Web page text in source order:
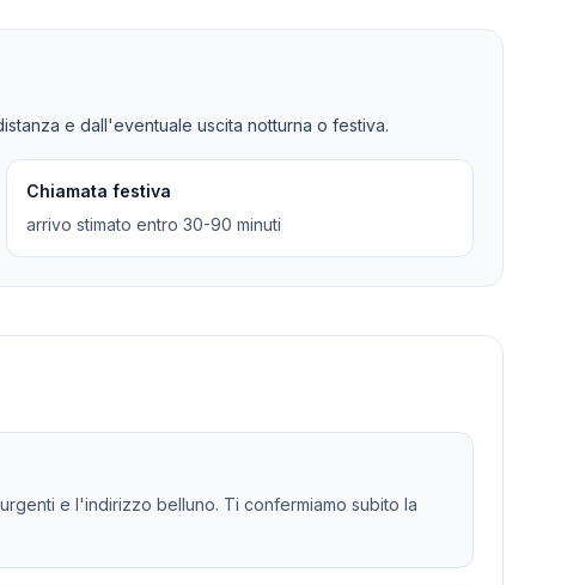
e dall'eventuale uscita notturna o festiva.
Chiamata festiva
arrivo stimato entro 30-90 minuti
e l'indirizzo belluno. Ti confermiamo subito la